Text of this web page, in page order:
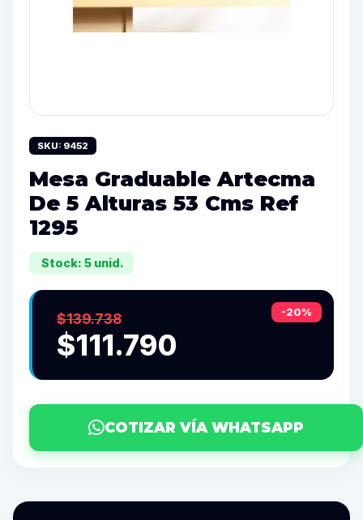
SKU: 9452
Mesa Graduable Artecma
De 5 Alturas 53 Cms Ref
1295
Stock: 5 unid.
-20%
$139.738
$111.790
COTIZAR VÍA WHATSAPP